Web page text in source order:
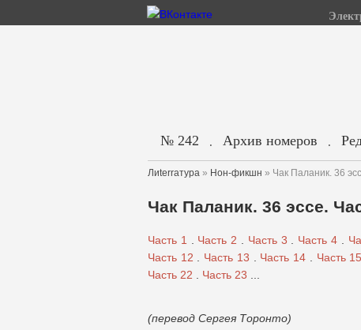
№ 242 . Архив номеров .
Лиterraтура » Нон-фикшн » Чак Паланик. 36
Чак Паланик. 36 эссе.
Часть 1 Часть 2 Часть 3 Часть 4.
Часть 12
Часть 13 Часть 14 Часть 15
Часть 22
Часть 23
(перевод Cергея Торонто)